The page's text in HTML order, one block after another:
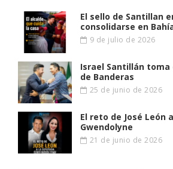
El sello de Santillan
consolidarse en
9 de julio de 2026
Israel Santillán toma
de Banderas
25 de junio de 2026
El reto de José León
Gwendolyne
21 de junio de 2026